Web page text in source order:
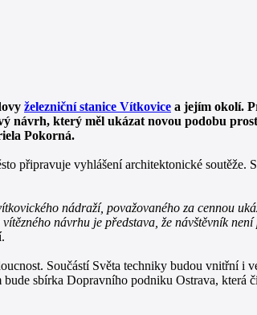
železniční stanice Vítkovice a jejím okolí.
návrh, který měl ukázat novou podobu
Pokorná.
připravuje vyhlášení architektonické soutěže.
nádraží, považovaného za cennou
návrhu je představa, že návštěvník není
Součástí Světa techniky budou vnitřní i
sbírka Dopravního podniku Ostrava, která